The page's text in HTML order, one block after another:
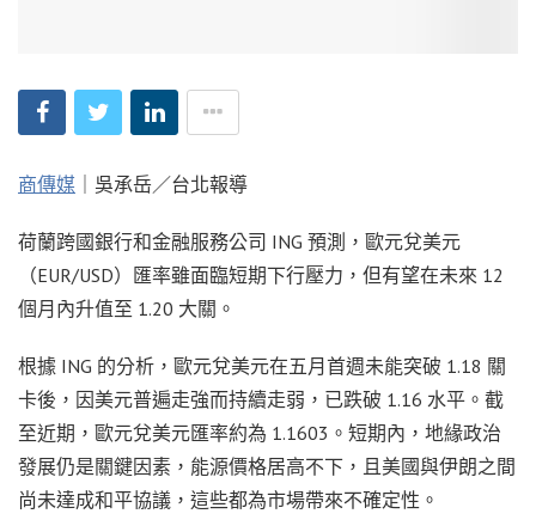
商傳媒 ｜吳承岳／台北報導
荷蘭跨國銀行和金融服務公司 ING 預測，歐元兌美元
（EUR/USD）匯率雖面臨短期下行壓力，但有望在未來 12
個月內升值至 1.20 大關。
根據 ING 的分析，歐元兌美元在五月首週未能突破 1.18 關
卡後，因美元普遍走強而持續走弱，已跌破 1.16 水平。截
至近期，歐元兌美元匯率約為 1.1603。短期內，地緣政治
發展仍是關鍵因素，能源價格居高不下，且美國與伊朗之間
尚未達成和平協議，這些都為市場帶來不確定性。